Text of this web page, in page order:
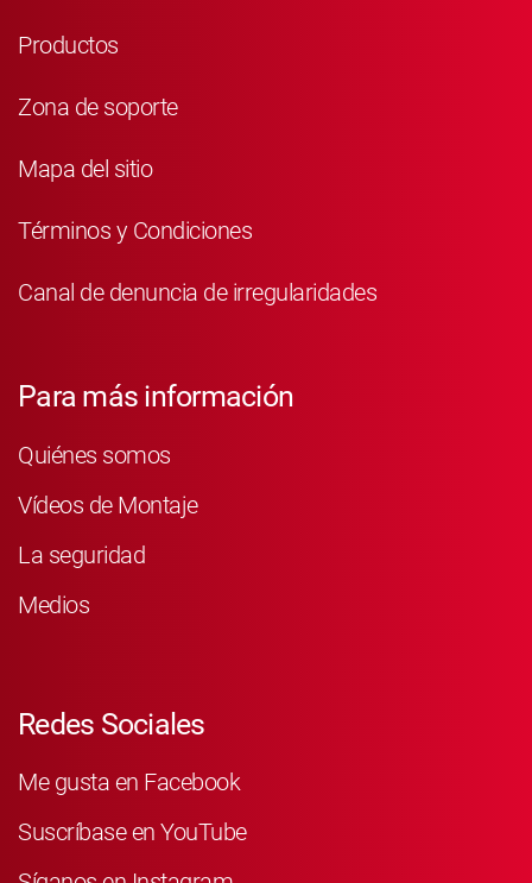
Productos
Zona de soporte
Mapa del sitio
Términos y Condiciones
Canal de denuncia de irregularidades
Para más información
Quiénes somos
Vídeos de Montaje
La seguridad
Medios
Redes Sociales
Me gusta en Facebook
Suscríbase en YouTube